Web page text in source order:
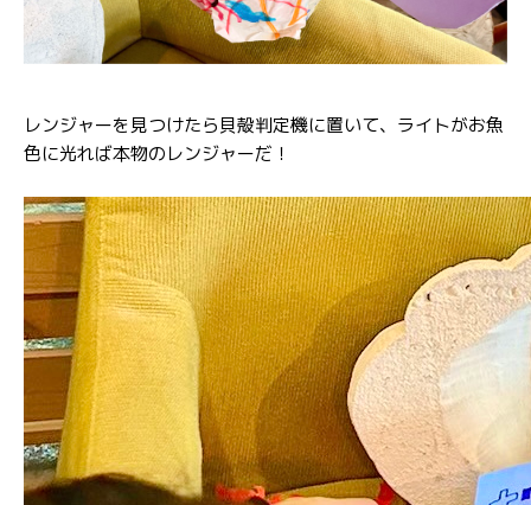
レンジャーを見つけたら貝殻判定機に置いて、ライトがお魚
色に光れば本物のレンジャーだ！